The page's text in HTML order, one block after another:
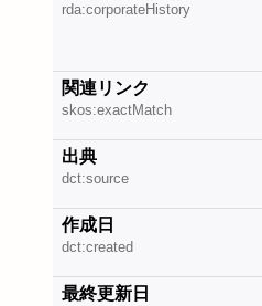
rda:corporateHistory
関連リンク
skos:exactMatch
出典
dct:source
作成日
dct:created
最終更新日